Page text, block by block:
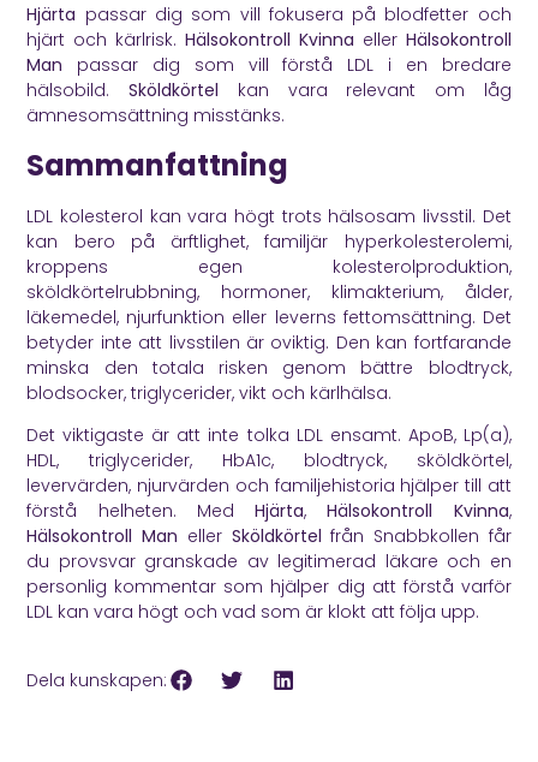
Hjärta passar dig som vill fokusera på blodfetter och
hjärt och kärlrisk. Hälsokontroll Kvinna eller Hälsokontroll
Man passar dig som vill förstå LDL i en bredare
hälsobild.Sköldkörtel
kan vara relevant om låg
ämnesomsättning misstänks.
Sammanfattning
LDL kolesterol kan vara högt trots hälsosam livsstil. Det
kan bero på ärftlighet, familjär hyperkolesterolemi,
kroppens egen kolesterolproduktion,
sköldkörtelrubbning, hormoner, klimakterium, ålder,
läkemedel, njurfunktion eller leverns fettomsättning. Det
betyder inte att livsstilen är oviktig. Den kan fortfarande
minska den totala risken genom bättre blodtryck,
blodsocker, triglycerider, vikt och kärlhälsa.
Det viktigaste är att inte tolka LDL ensamt. ApoB, Lp(a),
HDL, triglycerider, HbA1c, blodtryck, sköldkörtel,
levervärden, njurvärden och familjehistoria hjälper till att
förstå helheten. MedHjärta,Hälsokontroll Kvinna,
Hälsokontroll Man eller Sköldkörtel från Snabbkollen får
du provsvar granskade av legitimerad läkare och en
personlig kommentar som hjälper dig att förstå varför
LDL kan vara högt och vad som är klokt att följa upp.
Dela kunskapen: